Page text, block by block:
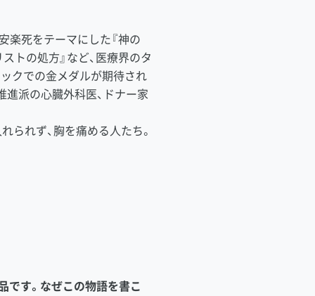
楽死をテーマにした『神の
トの処方』など、医療界のタ
クでの金メダルが期待され
派の心臓外科医、ドナー家
られず、胸を痛める人たち。
す。なぜこの物語を書こ